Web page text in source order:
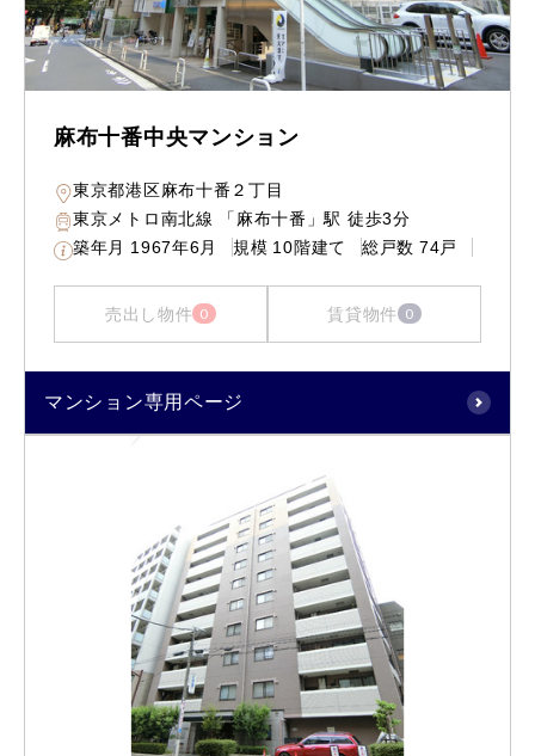
麻布十番中央マンション
東京都港区麻布十番２丁目
東京メトロ南北線 「麻布十番」駅 徒歩3分
築年月 1967年6月 規模 10階建て 総戸数 74戸
売出し物件 0 賃貸物件 0
マンション専用ページ